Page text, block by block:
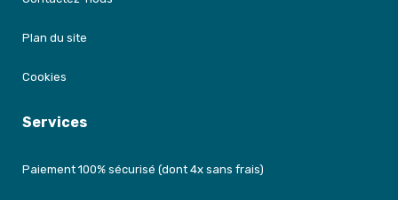
Plan du site
Cookies
Services
Paiement 100% sécurisé (dont 4x sans frais)